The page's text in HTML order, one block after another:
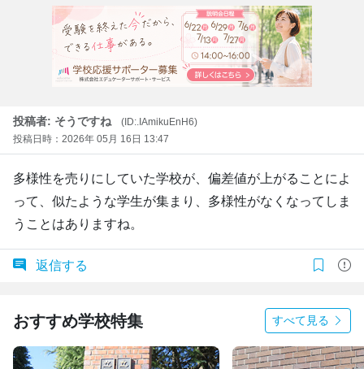
投稿者: そうですね
(ID:.IAmikuEnH6)
投稿日時：2026年 05月 16日 13:47
多様性を売りにしていた学校が、偏差値が上がることによ
って、似たような学生が集まり、多様性がなくなってしま
うことはありますね。
返信する
おすすめ学校特集 すべて見る